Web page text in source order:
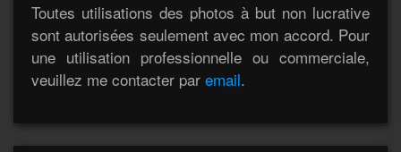
Toutes utilisations des photos à but non lucrative
sont autorisées seulement avec mon accord. Pour
une utilisation professionnelle ou commerciale,
veuillez me contacter par email.